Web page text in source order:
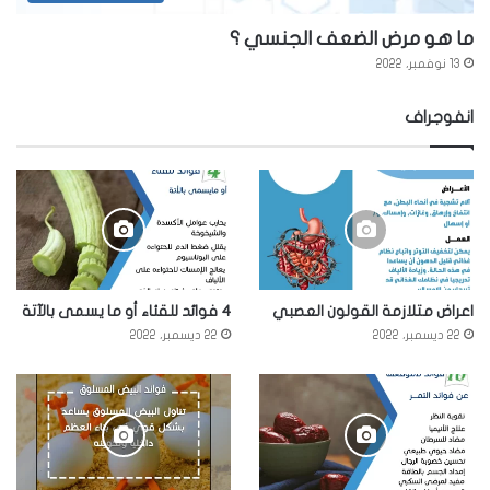
ما هو مرض الضعف الجنسي ؟
13 نوفمبر، 2022
انفوجراف
اعراض متلازمة القولون العصبي
22 ديسمبر، 2022
4 فوائد للقئاء أو ما يسمى بالآتة
22 ديسمبر، 2022